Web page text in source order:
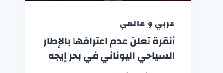
عربي و عالمي
أنقرة تعلن عدم اعترافها بالإطار
السياحي اليوناني في بحر إيجه